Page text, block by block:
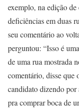
exemplo, na edição
deficiências em duas
seu comentário ao
perguntou: “Isso é
de uma rua mostrada
comentário, disse que
candidato dizendo
pra comprar boca de